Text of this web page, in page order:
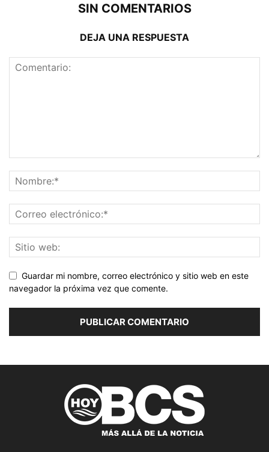
SIN COMENTARIOS
DEJA UNA RESPUESTA
Guardar mi nombre, correo electrónico y sitio web en este
navegador la próxima vez que comente.